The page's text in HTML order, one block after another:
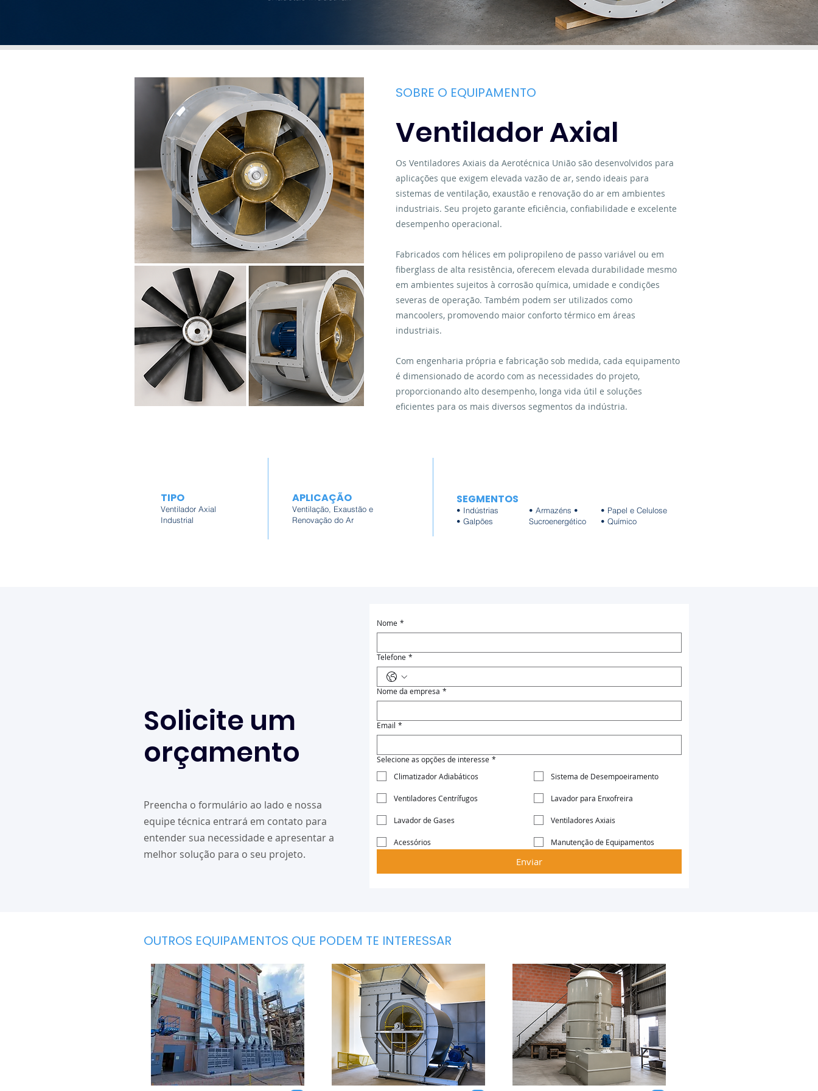
SOBRE O EQUIPAMENTO
Ventilador Axial
Os Ventiladores Axiais da Aerotécnica União são desenvolvidos para
aplicações que exigem elevada vazão de ar, sendo ideais para
sistemas de ventilação, exaustão e renovação do ar em ambientes
industriais. Seu projeto garante eficiência, confiabilidade e excelente
desempenho operacional.
Fabricados com hélices em polipropileno de passo variável ou em
fiberglass de alta resistência, oferecem elevada durabilidade mesmo
em ambientes sujeitos à corrosão química, umidade e condições
severas de operação. Também podem ser utilizados como
mancoolers, promovendo maior conforto térmico em áreas
industriais.
Com engenharia própria e fabricação sob medida, cada equipamento
é dimensionado de acordo com as necessidades do projeto,
proporcionando alto desempenho, longa vida útil e soluções
eficientes para os mais diversos segmentos da indústria.
TIPO
Ventilador Axial
Industrial
APLICAÇÃO
Ventilação, Exaustão e
Renovação do Ar
SEGMENTOS
• Indústrias
• Galpões
• Armazéns •
Sucroenergético
• Papel e Celulose
• Químico
Solicite um
orçamento
Preencha o formulário ao lado e nossa
equipe técnica entrará em contato para
entender sua necessidade e apresentar a
melhor solução para o seu projeto.
Nome *
Telefone *
Nome da empresa *
Email *
Selecione as opções de interesse *
Climatizador Adiabáticos
Sistema de Desempoeiramento
Ventiladores Centrífugos Lavador para Enxofreira
Lavador de Gases Ventiladores Axiais
Acessórios Manutenção de Equipamentos
Enviar
OUTROS EQUIPAMENTOS QUE PODEM TE INTERESSAR